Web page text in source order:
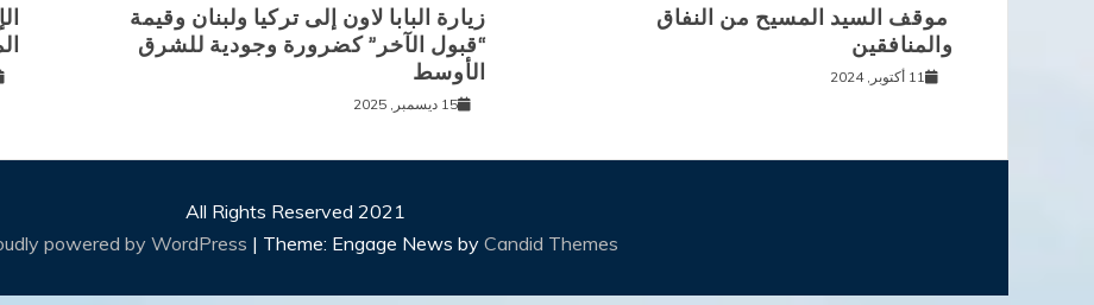
زيارة البابا لاون إلى تركيا ولبنان وقيمة
“قبول الآخر” كضرورة وجودية للشرق
الأوسط
15 ديسمبر, 2025
موقف السيد المسيح من النفاق
والمنافقين
11 أكتوبر, 2024
All Rights Reserved 2021
powered by WordPress | Theme: Engage News by Candid Themes